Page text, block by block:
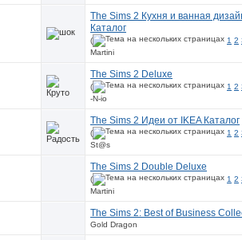
The Sims 2 Кухня и ванная
Каталог
( 1 2
Martini
The Sims 2 Deluxe
( 1 2
-N-io
The Sims 2 Идеи от IKEA Каталог
( 1 2
St@s
The Sims 2 Double Deluxe
( 1 2
Martini
The Sims 2: Best of Business
Gold Dragon